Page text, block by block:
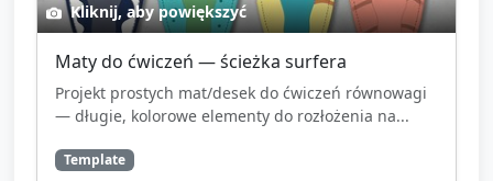
Kliknij, aby powiększyć
Maty do ćwiczeń — ścieżka surfera
Projekt prostych mat/desek do ćwiczeń równowagi
— długie, kolorowe elementy do rozłożenia na...
Template